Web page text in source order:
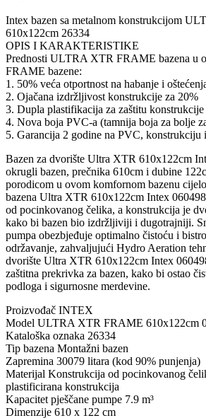
Intex bazen sa metalnom konstrukcijom
610x122cm 26334
OPIS I KARAKTERISTIKE
Prednosti ULTRA XTR FRAME bazena u
FRAME bazene:
1. 50% veća otportnost na habanje i
2. Ojačana izdržljivost konstrukcije za 20%
3. Dupla plastifikacija za zaštitu
4. Nova boja PVC-a (tamnija boja za bolje
5. Garancija 2 godine na PVC, konstrukciju
Bazen za dvorište Ultra XTR 610x122cm
okrugli bazen, prečnika 610cm i dubine
porodicom u ovom komfornom bazenu
bazena Ultra XTR 610x122cm Intex
od pocinkovanog čelika, a konstrukcija je
kako bi bazen bio izdržljiviji i dugotrajniji.
pumpa obezbjeđuje optimalno čistoću i
održavanje, zahvaljujući Hydro Aeration
dvorište Ultra XTR 610x122cm Intex
zaštitna prekrivka za bazen, kako bi ostao
podloga i sigurnosne merdevine.
Proizvođač INTEX
Model ULTRA XTR FRAME 610x122cm
Kataloška oznaka 26334
Tip bazena Montažni bazen
Zapremina 30079 litara (kod 90% punjenja)
Materijal Konstrukcija od pocinkovanog
plastificirana konstrukcija
Kapacitet pješčane pumpe 7.9 m³
Dimenzije 610 x 122 cm